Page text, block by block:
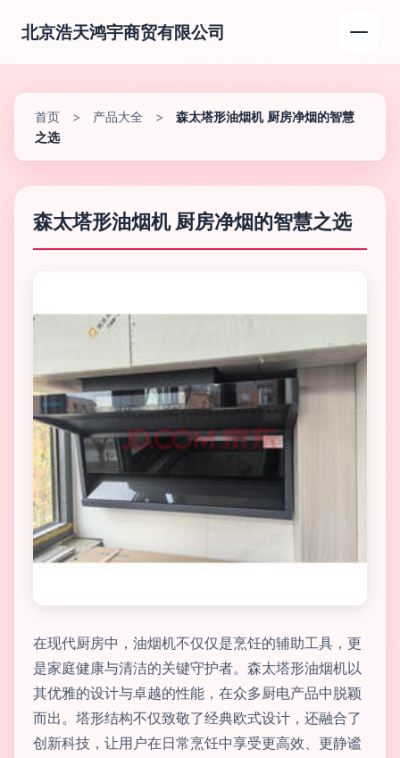
北京浩天鸿宇商贸有限公司
首页 > 产品大全 >
森太塔形油烟机 厨房净烟的智慧
之选
森太塔形油烟机 厨房净烟的智慧之选
在现代厨房中，油烟机不仅仅是烹饪的辅助工具，更
是家庭健康与清洁的关键守护者。森太塔形油烟机以
其优雅的设计与卓越的性能，在众多厨电产品中脱颖
而出。塔形结构不仅致敬了经典欧式设计，还融合了
创新科技，让用户在日常烹饪中享受更高效、更静谧